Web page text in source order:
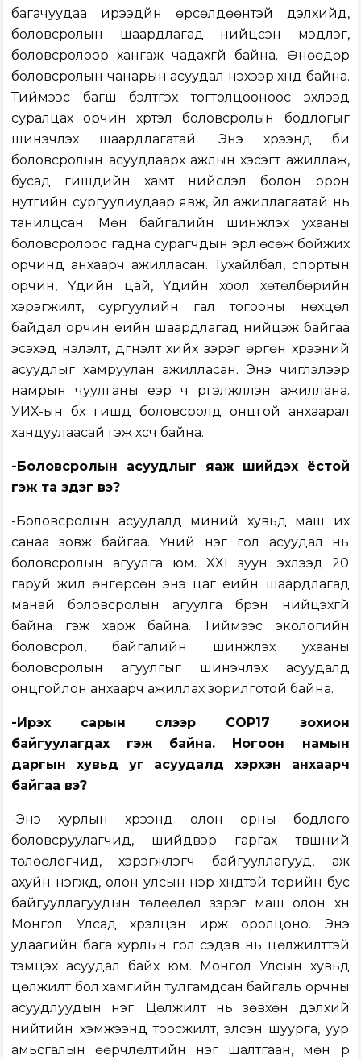
багачуудаа ирээдүйн өрсөлдөөнтэй дэлхийд,
боловсролын шаардлагад нийцсэн мэдлэг,
боловсролоор хангаж чадахгүй байна. Өнөөдөр
боловсролын чанарын асуудал үнэхээр хүнд байна.
Тиймээс багш бэлтгэх тогтолцооноос эхлээд
суралцах орчин хүртэл боловсролын бодлогыг
шинэчлэх шаардлагатай. Энэ хүрээнд би
боловсролын асуудлаарх ажлын хэсэгт ажиллаж,
бусад гишүүдийн хамт нийслэл болон орон
нутгийн сургуулиудаар явж, үйл ажиллагаатай нь
танилцсан. Мөн байгалийн шинжлэх ухааны
боловсролоос гадна сурагчдын эрүүл өсөж бойжих
орчинд анхаарч ажилласан. Тухайлбал, спортын
орчин, Үдийн цай, Үдийн хоол хөтөлбөрийн
хэрэгжилт, сургуулийн гал тогооны нөхцөл
байдал орчин үеийн шаардлагад нийцэж байгаа
эсэхэд үнэлэлт, дүгнэлт хийх зэрэг өргөн хүрээний
асуудлыг хамруулан ажилласан. Энэ чиглэлээр
намрын чуулганы үеэр ч үргэлжлүүлэн ажиллана.
УИХ-ын бүх гишүүд боловсролд онцгой анхаарал
хандуулаасай гэж хүсч байна.
-Боловсролын асуудлыг яаж шийдэх ёстой
гэж та үздэг вэ?
-Боловсролын асуудалд миний хувьд маш их
санаа зовж байгаа. Үүний нэг гол асуудал нь
боловсролын агуулга юм. XXI зуун эхлээд 20
гаруй жил өнгөрсөн энэ цаг үеийн шаардлагад
манай боловсролын агуулга бүрэн нийцэхгүй
байна гэж харж байна. Тиймээс экологийн
боловсрол, байгалийн шинжлэх ухааны
боловсролын агуулгыг шинэчлэх асуудалд
онцгойлон анхаарч ажиллах зорилготой байна.
-Ирэх сарын сүүлээр COP17 зохион
байгуулагдах гэж байна. Ногоон намын
даргын хувьд уг асуудалд хэрхэн анхаарч
байгаа вэ?
-Энэ хурлын хүрээнд олон орны бодлого
боловсруулагчид, шийдвэр гаргах түвшний
төлөөлөгчид, хэрэгжүүлэгч байгууллагууд, аж
ахуйн нэгжүүд, олон улсын нэр хүндтэй төрийн бус
байгууллагуудын төлөөлөл зэрэг маш олон хүн
Монгол Улсад хүрэлцэн ирж оролцоно. Энэ
удаагийн бага хурлын гол сэдэв нь цөлжилттэй
тэмцэх асуудал байх юм. Монгол Улсын хувьд
цөлжилт бол хамгийн тулгамдсан байгаль орчны
асуудлуудын нэг. Цөлжилт нь зөвхөн дэлхий
нийтийн хэмжээнд тоосжилт, элсэн шуурга, уур
амьсгалын өөрчлөлтийн нэг шалтгаан, мөн үр